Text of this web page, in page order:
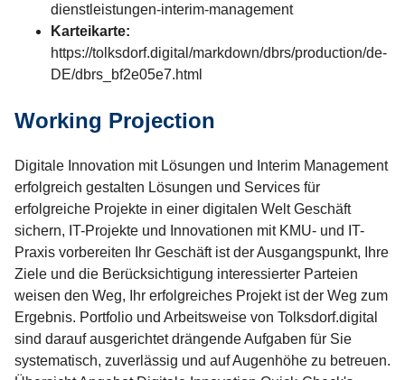
dienstleistungen-interim-management
Karteikarte:
https://tolksdorf.digital/markdown/dbrs/production/de-
DE/dbrs_bf2e05e7.html
Working Projection
Digitale Innovation mit Lösungen und Interim Management
erfolgreich gestalten Lösungen und Services für
erfolgreiche Projekte in einer digitalen Welt Geschäft
sichern, IT-Projekte und Innovationen mit KMU- und IT-
Praxis vorbereiten Ihr Geschäft ist der Ausgangspunkt, Ihre
Ziele und die Berücksichtigung interessierter Parteien
weisen den Weg, Ihr erfolgreiches Projekt ist der Weg zum
Ergebnis. Portfolio und Arbeitsweise von Tolksdorf.digital
sind darauf ausgerichtet drängende Aufgaben für Sie
systematisch, zuverlässig und auf Augenhöhe zu betreuen.